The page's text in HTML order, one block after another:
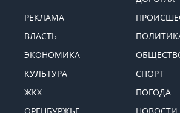
РЕКЛАМА
ВЛАСТЬ
ЭКОНОМИКА
КУЛЬТУРА
СПОРТ
ЖКХ
ПОГОДА